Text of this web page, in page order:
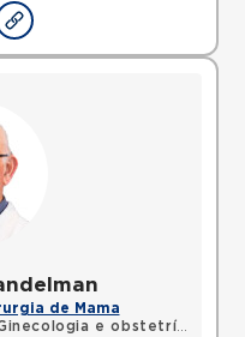
de Mama
e obstetrícia